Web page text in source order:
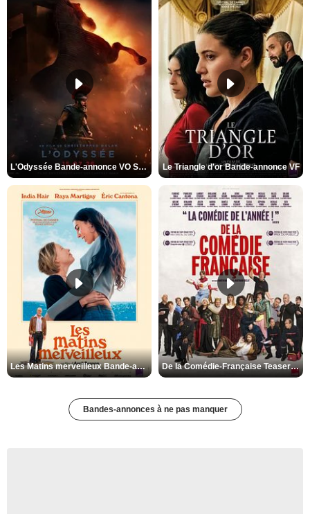
L'Odyssée Bande-annonce VO STFR Le Triangle d'or Bande-annonce VF
Les Matins merveilleux Bande-annonce VF De la Comédie-Française Teaser VF
Bandes-annonces à ne pas manquer